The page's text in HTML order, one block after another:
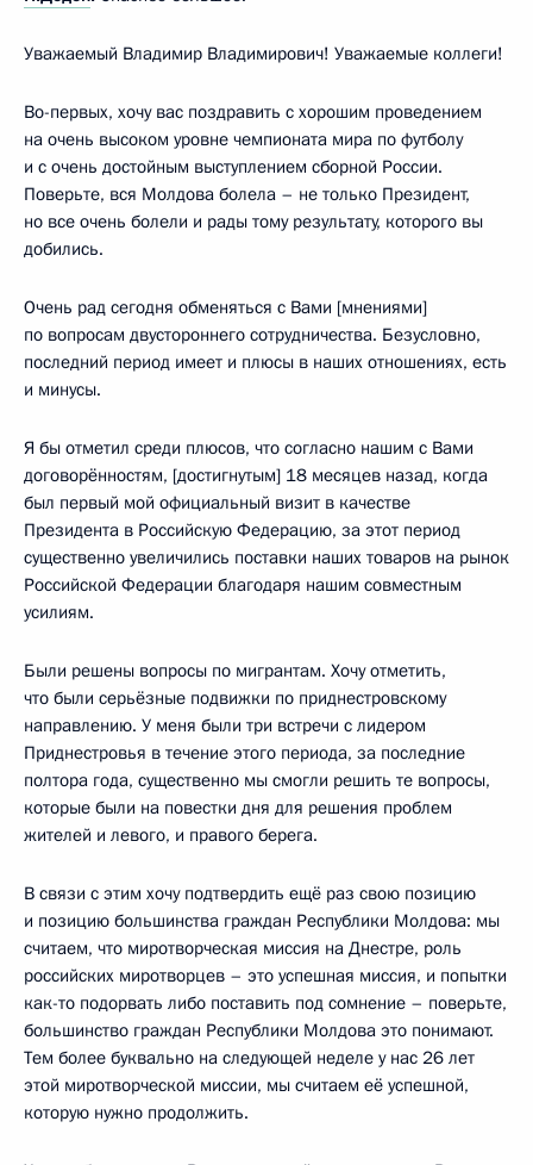
Уважаемый Владимир Владимирович! Уважаемые коллеги!
Во-первых, хочу вас поздравить с хорошим проведением
на очень высоком уровне чемпионата мира по футболу
и с очень достойным выступлением сборной России.
Поверьте, вся Молдова болела – не только Президент,
но все очень болели и рады тому результату, которого вы
добились.
Очень рад сегодня обменяться с Вами [мнениями]
по вопросам двустороннего сотрудничества. Безусловно,
последний период имеет и плюсы в наших отношениях, есть
и минусы.
Я бы отметил среди плюсов, что согласно нашим с Вами
договорённостям, [достигнутым] 18 месяцев назад, когда
был первый мой официальный визит в качестве
Президента в Российскую Федерацию, за этот период
существенно увеличились поставки наших товаров на рынок
Российской Федерации благодаря нашим совместным
усилиям.
Были решены вопросы по мигрантам. Хочу отметить,
что были серьёзные подвижки по приднестровскому
направлению. У меня были три встречи с лидером
Приднестровья в течение этого периода, за последние
полтора года, существенно мы смогли решить те вопросы,
которые были на повестки дня для решения проблем
жителей и левого, и правого берега.
В связи с этим хочу подтвердить ещё раз свою позицию
и позицию большинства граждан Республики Молдова: мы
считаем, что миротворческая миссия на Днестре, роль
российских миротворцев – это успешная миссия, и попытки
как-то подорвать либо поставить под сомнение – поверьте,
большинство граждан Республики Молдова это понимают.
Тем более буквально на следующей неделе у нас 26 лет
этой миротворческой миссии, мы считаем её успешной,
которую нужно продолжить.